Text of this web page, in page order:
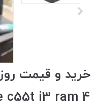
خرید و قیمت
c55t i3 ram 4